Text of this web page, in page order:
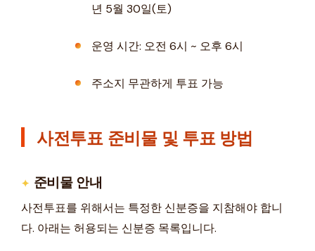
년 5월 30일(토)
운영 시간: 오전 6시 ~ 오후 6시
주소지 무관하게 투표 가능
사전투표 준비물 및 투표 방법
준비물 안내
사전투표를 위해서는 특정한 신분증을 지참해야 합니
다. 아래는 허용되는 신분증 목록입니다.